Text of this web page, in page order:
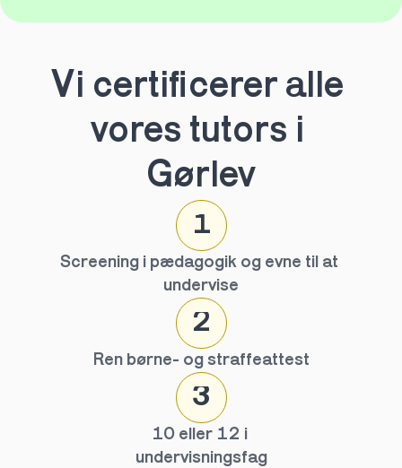
Vi certificerer alle
vores tutors i
Gørlev
1
Screening i pædagogik og evne til at
undervise
2
Ren børne- og straffeattest
3
10 eller 12 i
undervisningsfag